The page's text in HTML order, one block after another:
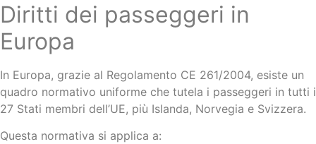
Diritti dei passeggeri in
Europa
In Europa, grazie al Regolamento CE 261/2004, esiste un
quadro normativo uniforme che tutela i passeggeri in tutti i
27 Stati membri dell’UE, più Islanda, Norvegia e Svizzera.
Questa normativa si applica a: